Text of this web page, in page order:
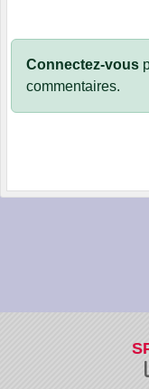
Connectez-vous
commentaires.